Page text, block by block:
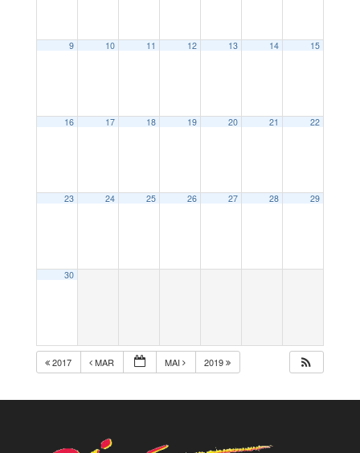
9 10 11 12 13 14 15
16 17 18 19 20 21 22
23 24 25 26 27 28 29
30
2017 MAR MAI 2019